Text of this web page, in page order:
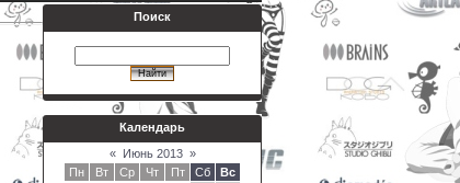
Поиск
Календарь
«
Июнь 2013 »
Пн
Вт Ср Чт Пт Сб
Вс